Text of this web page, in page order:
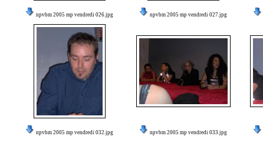
npvbm 2005 mp vendredi 026.jpg npvbm 2005 mp vendredi 027.jpg
npvbm 2005 mp vendredi 032.jpg npvbm 2005 mp vendredi 033.jpg